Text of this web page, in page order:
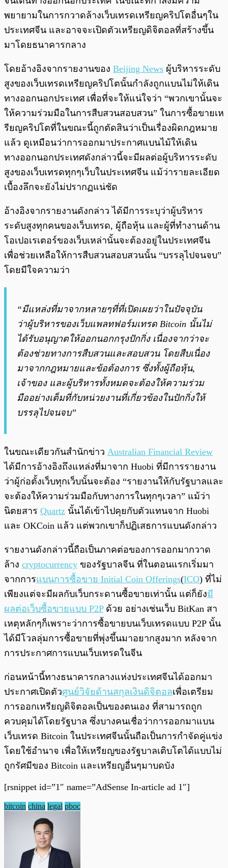
พยายามในการกวาดล้างเว็บเทรดเหรียญคริปโตอื่นๆใน
ประเทศจีน และอาจจะเปิดตัวเหรียญดิจิตอลที่สร้างขึ้น
มาโดยธนาคารกลาง
โดยอ้างอิงจากรายงานของ Beijing News ผู้บริหารระดับ
สูงของเว็บเทรดเหรียญคริปโตนั้นกำลังถูกแบนไม่ให้เดิน
ทางออกนอกประเทศ เพื่อที่จะให้แน่ใจว่า “พวกเขานั้นจะ
ให้ความร่วมมือในการสืบสวนสอบสวน” ในการซื้อขายเห
รียญคริปโตที่ในขณะนี้ถูกตัดสินว่าเป็นเรื่องผิดกฎหมาย
แล้ว ดูเหมือนว่าการออกมาประกาศแบนไม้ให้เดิน
ทางออกนอกประเทศดังกล่าวนี้จะมีผลต่อผู้บริหารระดับ
สูงของเว็บเทรดทุกๆเว็บในประเทศจีน แม้ว่ารายละเอียด
เบื้องลึกจะยังไม่ปรากฏแน่ชัด
อ้างอิงจากรายงานดังกล่าว ได้มีการระบุว่าผู้บริหาร
ระดับสูงทุกคนของเว็บเทรด, ผู้ถือหุ้น และผู้ที่ทำงานด้าน
โอเปอเรเตอร์ของเว็บเหล่านั้นจะต้องอยู่ในประเทศจีน
เพื่อช่วยเหลือให้การสืบสวนสอบสวนนั้น “บรรลุไปจนจบ”
โดยมีใจความว่า
“มีแหล่งที่มาจากหลายๆที่ที่เปิดเผยว่าในปัจจุบัน
ว่าผู้บริหารของเว็บแพลทฟอร์มเทรด Bitcoin นั้นไม่
ได้รับอนุญาตให้ออกนอกกรุงปักกิ่ง เนื่องจากว่าจะ
ต้องช่วยทางการสืบสวนและสอบสวน โดยสืบเนื่อง
มาจากกฎหมายและข้อต้องการ ซึ่งทั้งผู้ถือหุ้น,
เจ้าของ และผู้บริหารทั้งหมดจะต้องให้ความร่วม
มืออย่างเต็มที่กับหน่วยงานที่เกี่ยวข้องในปักกิ่งให้
บรรลุไปจนจบ”
ในขณะเดียวกันสำนักข่าว Australian Financial Review
ได้มีการอ้างอิงถึงแหล่งที่มาจาก Huobi ที่มีการรายงาน
ว่าผู้ก่อตั้งเว็บทุกเว็บนั้นจะต้อง “รายงานให้กับรัฐบาลและ
จะต้องให้ความร่วมมือกับทางการในทุกๆเวลา” แม้ว่า
นิตยสาร Quartz นั้นได้เข้าไปคุยกับตัวแทนจาก Huobi
และ OKCoin แล้ว แต่พวกเขาก็ปฏิเสธการแบนดังกล่าว
รายงานดังกล่าวนี้ถือเป็นภาคต่อของการออกมากวาด
ล้าง cryptocurrency ของรัฐบาลจีน ที่ในตอนแรกเริ่มมา
จากการแบนการซื้อขาย Initial Coin Offerings(ICO) ที่ไม่
เพียงแต่จะมีผลกับเว็บกระดานซื้อขายเท่านั้น แต่ก็ยังมี
ผลต่อเว็บซื้อขายแบบ P2Pด้วย อย่างเช่นเว็บ BitKan สา
เหตุหลักๆก็เพราะว่าการซื้อขายบนเว็บเทรดแบบ P2P นั้น
ได้มีโวลลุ่มการซื้อขายที่พุ่งขึ้นมาอยากสูงมาก หลังจาก
การประกาศการแบนเว็บเทรดในจีน
ก่อนหน้านี้ทางธนาคารกลางแห่งประเทศจีนได้ออกมา
ประกาศเปิดตัวศูนย์วิจัยด้านสกุลเงินดิจิตอลเพื่อเตรียม
การออกเหรียญดิจิตอลเป็นของตนเอง ที่สามารถถูก
ควบคุมได้โดยรัฐบาล ซึ่งบางคนเชื่อว่าการออกมาแบน
เว็บเทรด Bitcoin ในประเทศจีนนั้นถือเป็นการกำจัดคู่แข่ง
โดยใช้อำนาจ เพื่อให้เหรียญของรัฐบาลเติบโตได้แบบไม่
ถูกรัศมีของ Bitcoin และเหรียญอื่นๆมาบดบัง
[rsnippet id=”1″ name=”AdSense In-article ad 1″]
bitcoin china legal pboc